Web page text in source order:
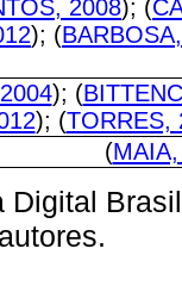
2008); (
); (
); (
); (TORRES,
(
Digital